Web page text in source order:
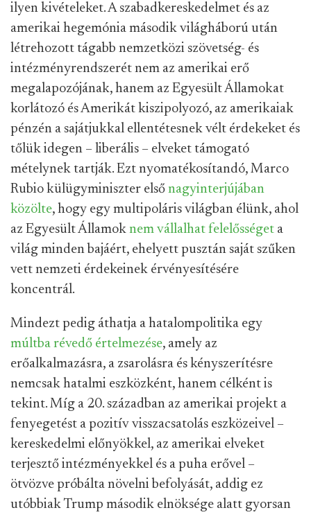
ilyen kivételeket. A szabadkereskedelmet és az
amerikai hegemónia második világháború után
létrehozott tágabb nemzetközi szövetség- és
intézményrendszerét nem az amerikai erő
megalapozójának, hanem az Egyesült Államokat
korlátozó és Amerikát kiszipolyozó, az amerikaiak
pénzén a sajátjukkal ellentétesnek vélt érdekeket és
tőlük idegen – liberális – elveket támogató
mételynek tartják. Ezt nyomatékosítandó, Marco
Rubio külügyminiszter első nagyinterjújában
közölte, hogy egy multipoláris világban élünk, ahol
az Egyesült Államok nem vállalhat felelősséget a
világ minden bajáért, ehelyett pusztán saját szűken
vett nemzeti érdekeinek érvényesítésére
koncentrál.
Mindezt pedig áthatja a hatalompolitika egy
múltba révedő értelmezése, amely az
erőalkalmazásra, a zsarolásra és kényszerítésre
nemcsak hatalmi eszközként, hanem célként is
tekint. Míg a 20. században az amerikai projekt a
fenyegetést a pozitív visszacsatolás eszközeivel –
kereskedelmi előnyökkel, az amerikai elveket
terjesztő intézményekkel és a puha erővel –
ötvözve próbálta növelni befolyását, addig ez
utóbbiak Trump második elnöksége alatt gyorsan